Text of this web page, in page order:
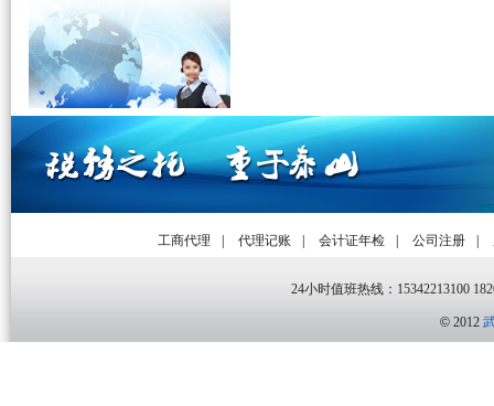
工商代理 代理记账 会计证年检 公司注册
24小时值班热线：15342213100
©2012